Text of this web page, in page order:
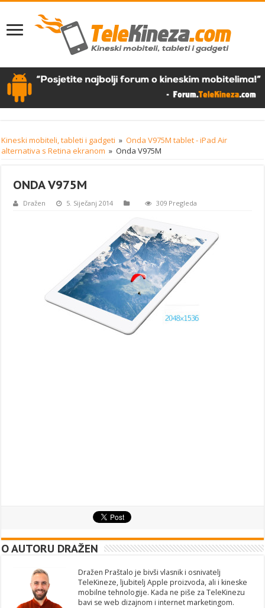
Kineski mobiteli, tableti i gadgeti » Onda V975M tablet - iPad Air
alternativa s Retina ekranom » Onda V975M
ONDA V975M
Dražen 5. Siječanj 2014 309 Pregleda
O AUTORU DRAŽEN
Dražen Praštalo je bivši vlasnik i osnivatelj
TeleKineze, ljubitelj Apple proizvoda, ali i kineske
mobilne tehnologije. Kada ne piše za TeleKinezu
bavi se web dizajnom i internet marketingom.